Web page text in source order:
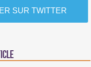
SUR TWITTER